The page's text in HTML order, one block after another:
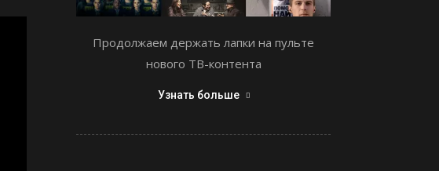
Продолжаем держать лапки на пульте
нового ТВ-контента
Узнать больше